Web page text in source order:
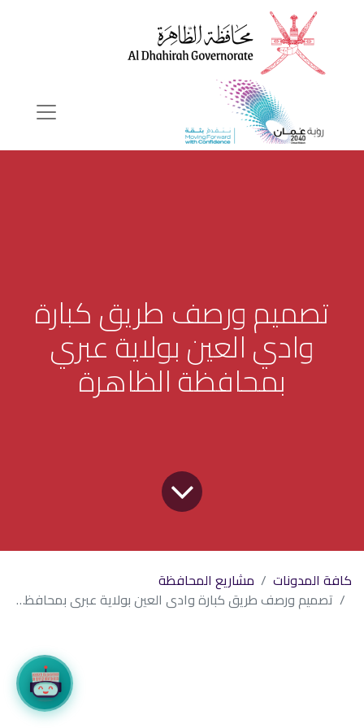
تصميم ورصف طريق كبارة
وادي العين بولاية عبري
بمحافظة الظاهرة
كافة المدونات
مشاريع المحافظة
تصميم ورصف طريق كبارة وادي العين بولاية عبري بمحافظة الظاهرة